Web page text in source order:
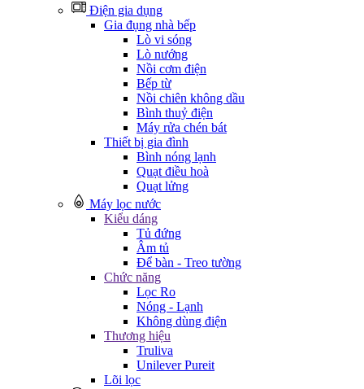
Điện gia dụng
Gia đụng nhà bếp
Lò vi sóng
Lò nướng
Nồi cơm điện
Bếp từ
Nồi chiên không dầu
Bình thuỷ điện
Máy rửa chén bát
Thiết bị gia đình
Bình nóng lạnh
Quạt điều hoà
Quạt lửng
Máy lọc nước
Kiểu dáng
Tủ đứng
Âm tủ
Để bàn - Treo tường
Chức năng
Lọc Ro
Nóng - Lạnh
Không dùng điện
Thương hiệu
Truliva
Unilever Pureit
Lõi lọc